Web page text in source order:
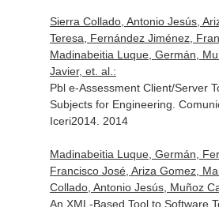
Sierra Collado, Antonio Jesús,
Teresa, Fernández Jiménez,
Madinabeitia Luque, Germán,
Javier, et. al.:
Pbl e-Assessment Client/Server
Subjects for Engineering.
Iceri2014. 2014
Madinabeitia Luque, Germán,
Francisco José, Ariza Gomez,
Collado, Antonio Jesús, Muñoz
An XML-Based Tool to Software